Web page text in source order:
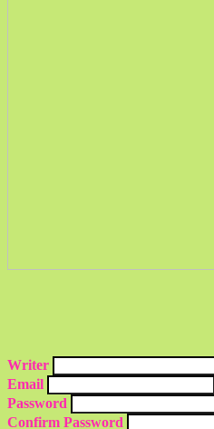
Writer
Email
Password
Confirm Password